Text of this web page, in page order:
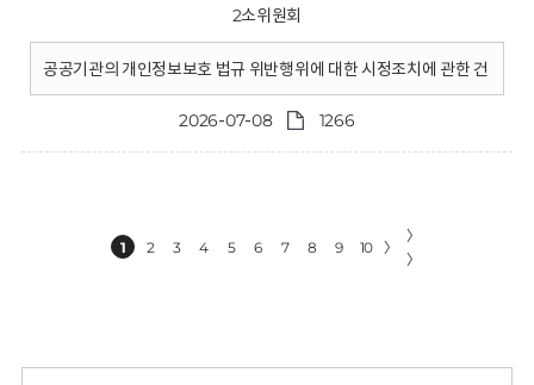
2소위원회
공공기관의 개인정보보호 법규 위반행위에 대한 시정조치에 관한 건
2026-07-08 1266
1 2 3 4 5 6 7 8 9 10 〉
〉
〉